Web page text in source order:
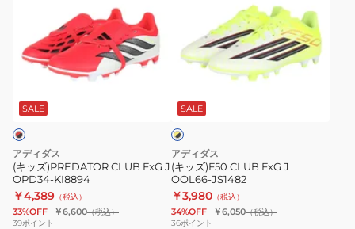
ズ)PREDATOR
FxG
KI8894
SALE
アディダス
(キッズ)PREDATOR CLUB FxG J
OPD34-KI8894
￥4,389 （税込）
33%OFF ￥6,600（税込）
39ポイント
FxG
JS1482
SALE
ブ
ラ
ッ
ク
アディダス
(キッズ)F50 CLUB FxG J
OOL66-JS1482
￥3,980 （税込）
34%OFF ￥6,050（税込）
36ポイント